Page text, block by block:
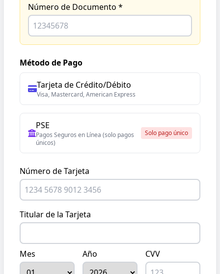
Número de Documento *
Método de Pago
Tarjeta de Crédito/Débito
Visa, Mastercard, American Express
PSE
Pagos Seguros en Línea (solo pagos
únicos)
Solo pago único
Número de Tarjeta
Titular de la Tarjeta
Mes Año CVV